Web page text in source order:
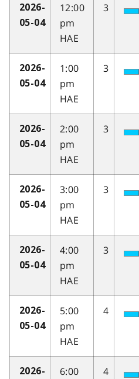
2026-
05-04
12:00
pm
HAE
3
2026-
05-04
1:00
pm
HAE
3
2026-
05-04
2:00
pm
HAE
3
2026-
05-04
3:00
pm
HAE
3
2026-
05-04
4:00
pm
HAE
3
2026-
05-04
5:00
pm
HAE
4
2026-
6:00
4